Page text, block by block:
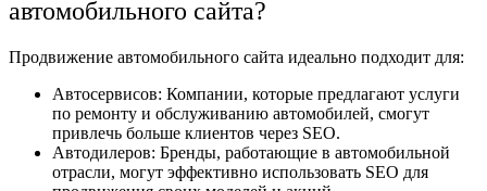
автомобильного сайта?
Продвижение автомобильного сайта идеально подходит для:
Автосервисов: Компании, которые предлагают услуги
по ремонту и обслуживанию автомобилей, смогут
привлечь больше клиентов через SEO.
Автодилеров: Бренды, работающие в автомобильной
отрасли, могут эффективно использовать SEO для